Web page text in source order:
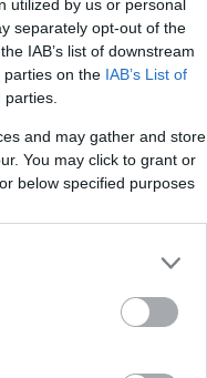
utilized by us or personal
separately opt-out of the
IAB’s list of downstream
parties on the IAB’s List of
and may gather and store
You may click to grant or
below specified purposes
lesz